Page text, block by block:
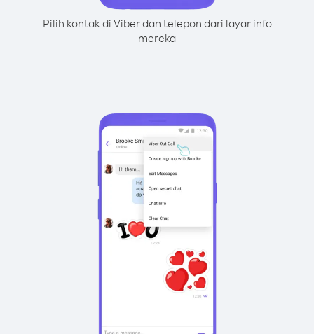
Pilih kontak di Viber dan telepon dari layar info
mereka